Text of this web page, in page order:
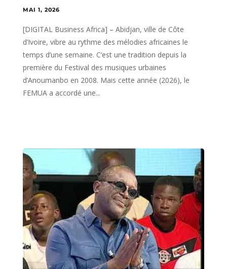
MAI 1, 2026
[DIGITAL Business Africa] – Abidjan, ville de Côte
d’Ivoire, vibre au rythme des mélodies africaines le
temps d’une semaine. C’est une tradition depuis la
première du Festival des musiques urbaines
d’Anoumanbo en 2008. Mais cette année (2026), le
FEMUA a accordé une...